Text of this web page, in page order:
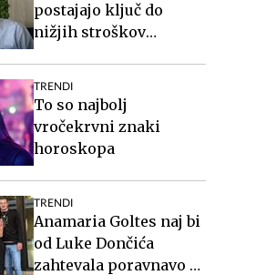
postajajo ključ do
nižjih stroškov
TRENDI
To so najbolj
vročekrvni znaki
horoskopa
TRENDI
Anamaria Goltes naj bi
od Luke Dončića
zahtevala poravnavo v